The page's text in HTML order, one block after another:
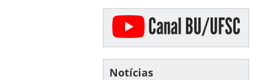
Notícias